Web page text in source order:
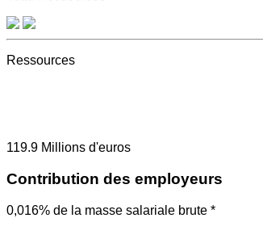
Ressources
119.9 Millions d'euros
Contribution des employeurs
0,016% de la masse salariale brute *